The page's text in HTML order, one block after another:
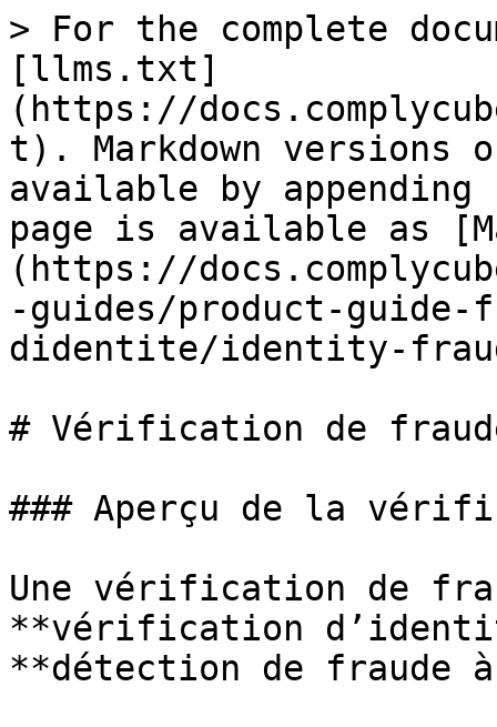
> For the complete
[llms.txt]
(https://
t). Markdown versions
available by
page is available as
(https://
-guides/product-
didentite/identity-
# Vérification de
### Aperçu de la
Une vérification de
**vérification
**détection de fraude